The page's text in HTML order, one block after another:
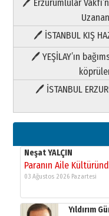
🖊 Erzurumlular
🖊 İSTANBUL KIŞ
🖊 YEŞİLAY’ın
🖊 İSTANBUL
03 Ağustos 2026 Pazartesi
Yıldırım
09 Temmuz
Yusuf
yazar
11 Mayıs
Neşat YALÇIN
Paranın Aile
03 Ağustos 2026 Pazartesi
Yıldırım